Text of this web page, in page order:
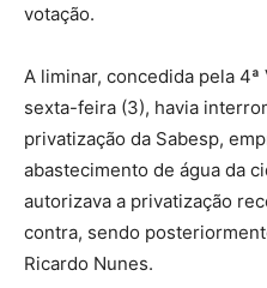
votação.
A liminar, concedida pela 4ª
sexta-feira (3), havia
privatização da Sabesp,
abastecimento de água da
autorizava a privatização
contra, sendo
Ricardo Nunes.